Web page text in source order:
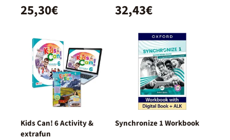
25,30€ 32,43€
Kids Can! 6 Activity &
extrafun
Synchronize 1 Workbook